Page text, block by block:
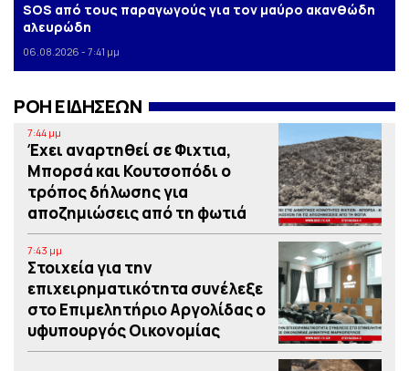
SOS από τους παραγωγούς για τον μαύρο ακανθώδη
αλευρώδη
06.08.2026 - 7:41 μμ
ΡΟΗ ΕΙΔΗΣΕΩΝ
7:44 μμ
Έχει αναρτηθεί σε Φιχτια,
Μπορσά και Κουτσοπόδι ο
τρόπος δήλωσης για
αποζημιώσεις από τη φωτιά
7:43 μμ
Στοιχεία για την
επιχειρηματικότητα συνέλεξε
στο Επιμελητήριο Αργολίδας ο
υφυπουργός Οικονομίας